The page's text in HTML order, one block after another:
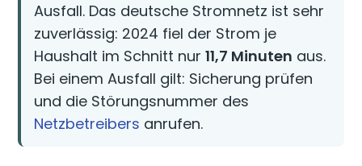
Ausfall. Das deutsche Stromnetz ist sehr
zuverlässig: 2024 fiel der Strom je
Haushalt im Schnitt nur11,7 Minuten aus.
Bei einem Ausfall gilt: Sicherung prüfen
und die Störungsnummer des
Netzbetreibers anrufen.